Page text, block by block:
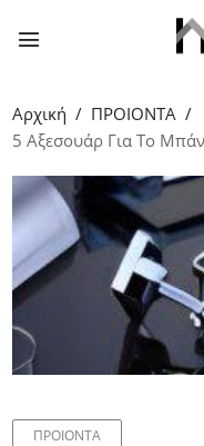
ΠΡΟΙΟΝΤΑ
Αρχική
ΠΡΟΙΟΝΤΑ
5 Αξεσουάρ Για Το